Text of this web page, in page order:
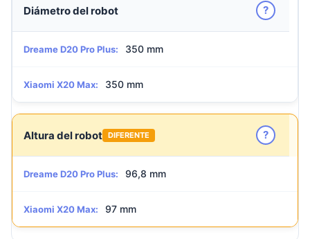
Diámetro del robot ?
Dreame D20 Pro Plus: 350 mm
Xiaomi X20 Max: 350 mm
Altura del robot DIFERENTE ?
Dreame D20 Pro Plus: 96,8 mm
Xiaomi X20 Max: 97 mm